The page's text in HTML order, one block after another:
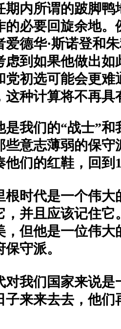
期内所谓的跛脚鸭
的必要回旋余地。
爱德华·斯诺登和
虑到如果他做出如
党初选可能会更难
这种计算将不再具
是我们的“战士”和
些意志薄弱的保守
他们的红鞋，回到
根时代是一个伟大
，并且应该记住它
，但他是一位伟大
守派。
对我们国家来说是
子来来去去，他们